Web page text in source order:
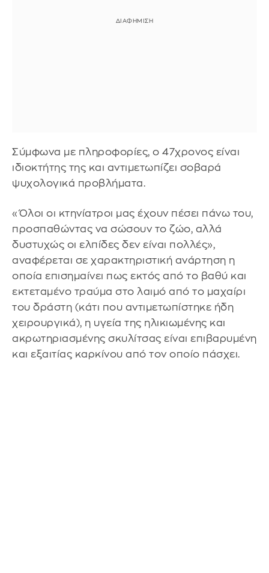
Σύμφωνα με πληροφορίες, ο 47χρονος είναι
ιδιοκτήτης της και αντιμετωπίζει σοβαρά
ψυχολογικά προβλήματα.
«Όλοι οι κτηνίατροι μας έχουν πέσει πάνω του,
προσπαθώντας να σώσουν το ζώο, αλλά
δυστυχώς οι ελπίδες δεν είναι πολλές»,
αναφέρεται σε χαρακτηριστική ανάρτηση η
οποία επισημαίνει πως εκτός από το βαθύ και
εκτεταμένο τραύμα στο λαιμό από το μαχαίρι
του δράστη (κάτι που αντιμετωπίστηκε ήδη
χειρουργικά), η υγεία της ηλικιωμένης και
ακρωτηριασμένης σκυλίτσας είναι επιβαρυμένη
και εξαιτίας καρκίνου από τον οποίο πάσχει.